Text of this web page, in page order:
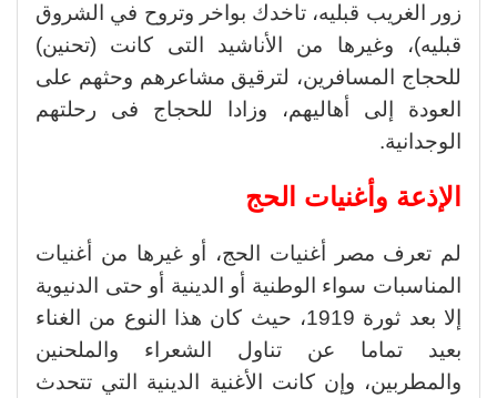
زور الغريب قبليه، تاخدك بواخر وتروح في الشروق
قبليه)، وغيرها من الأناشيد التى كانت (تحنين)
للحجاج المسافرين، لترقيق مشاعرهم وحثهم على
العودة إلى أهاليهم، وزادا للحجاج فى رحلتهم
الوجدانية.
الإذعة وأغنيات الحج
لم تعرف مصر أغنيات الحج، أو غيرها من أغنيات
المناسبات سواء الوطنية أو الدينية أو حتى الدنيوية
إلا بعد ثورة 1919، حيث كان هذا النوع من الغناء
بعيد تماما عن تناول الشعراء والملحنين
والمطربين، وإن كانت الأغنية الدينية التي تتحدث